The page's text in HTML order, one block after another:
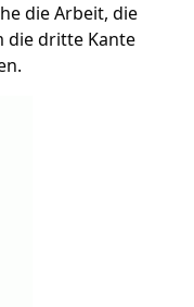
die Arbeit, die
die dritte Kante